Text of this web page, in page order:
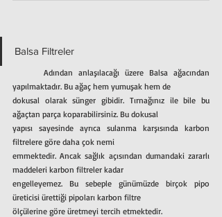
Balsa Filtreler
yapılmaktadır. Bu ağaç hem yumuşak hem de
dokusal olarak sünger gibidir. Tırnağınız ile bile bu
ağaçtan parça koparabilirsiniz. Bu dokusal
yapısı sayesinde ayrıca sulanma karşısında karbon
filtrelere göre daha çok nemi
emmektedir. Ancak sağlık açısından dumandaki zararlı
maddeleri karbon filtreler kadar
engelleyemez. Bu sebeple günümüzde birçok pipo
üreticisi ürettiği pipoları karbon filtre
ölçülerine göre üretmeyi tercih etmektedir.